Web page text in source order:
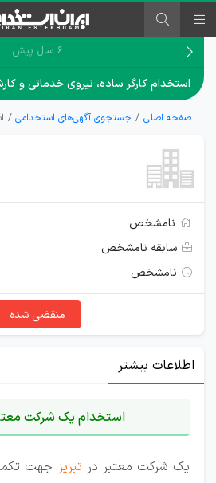
۶ سال پیش
استخدام کارگر ساده، نیروی خدماتی و
صفحه اصلی جستجوی آگهی‌های استخدامی
نامشخص
سابقه نامشخص
نامشخص
منقضی شده
اطلاعات بیشتر
استخدام یک شرکت
یک شرکت معتبر در تبریز جهت